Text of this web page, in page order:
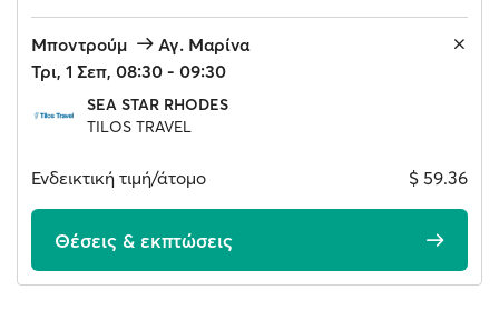
Μποντρούμ
Αγ. Μαρίνα
Τρι, 1 Σεπ, 08:30 - 09:30
SEA STAR RHODES
TILOS TRAVEL
Ενδεικτική τιμή/άτομο $ 59.36
Θέσεις & εκπτώσεις